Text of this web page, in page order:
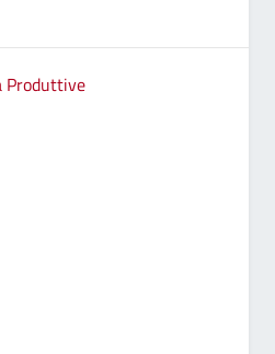
Produttive